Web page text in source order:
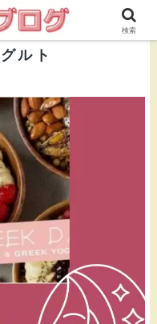
式ブログ
グルト
検索